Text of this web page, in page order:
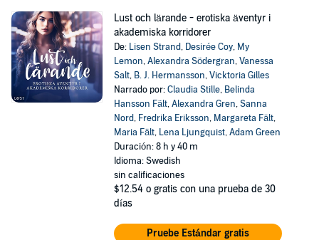
Lust och lärande - erotiska äventyr i
akademiska korridorer
De: Lisen Strand, Desirée Coy, My
Lemon,Alexandra Södergran,Vanessa
Salt, B. J. Hermansson,Vicktoria Gilles
Narrado por:Claudia Stille, Belinda
Hansson Fält,Alexandra Gren,Sanna
Nord, Fredrika Eriksson, Margareta Fält,
Maria Fält, Lena Ljungquist,Adam Green
Duración: 8 h y 40 m
Idioma: Swedish
sin calificaciones
$12.54 o gratis con una prueba de 30
días
Pruebe Estándar gratis